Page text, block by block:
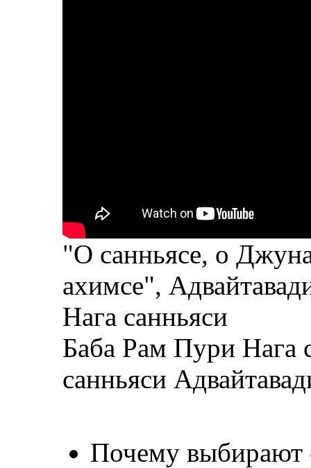
"О санньясе, о
ахимсе",
Нага санньяси
Баба Рам Пури Нага
санньяси
Почему выбирают